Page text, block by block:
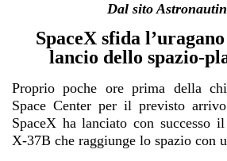
Dal sito
SpaceX sfida
lancio dello spazio-
Proprio poche ore prima della
Space Center per il previsto
SpaceX ha lanciato con successo
X-37B che raggiunge lo spazio con